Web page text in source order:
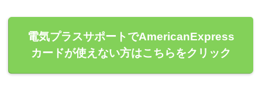
電気プラスサポートでAmericanExpress
カードが使えない方はこちらをクリック